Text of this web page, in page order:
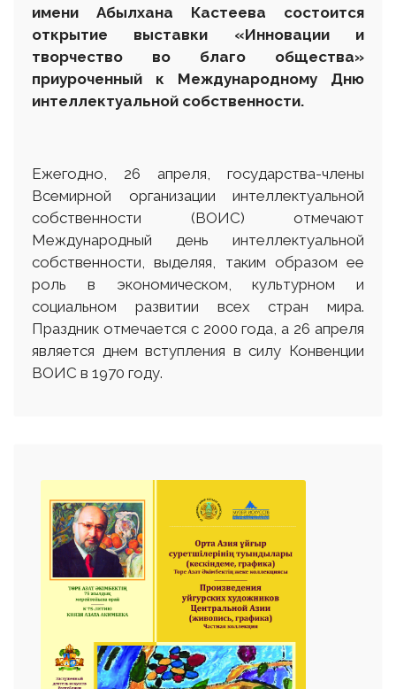
имени Абылхана Кастеева состоится
открытие выставки «Инновации и
творчество во благо общества»
приуроченный к Международному Дню
интеллектуальной собственности.
Ежегодно, 26 апреля, государства-члены
Всемирной организации интеллектуальной
собственности (ВОИС) отмечают
Международный день интеллектуальной
собственности, выделяя, таким образом ее
роль в экономическом, культурном и
социальном развитии всех стран мира.
Праздник отмечается с 2000 года, а 26 апреля
является днем вступления в силу Конвенции
ВОИС в 1970 году.